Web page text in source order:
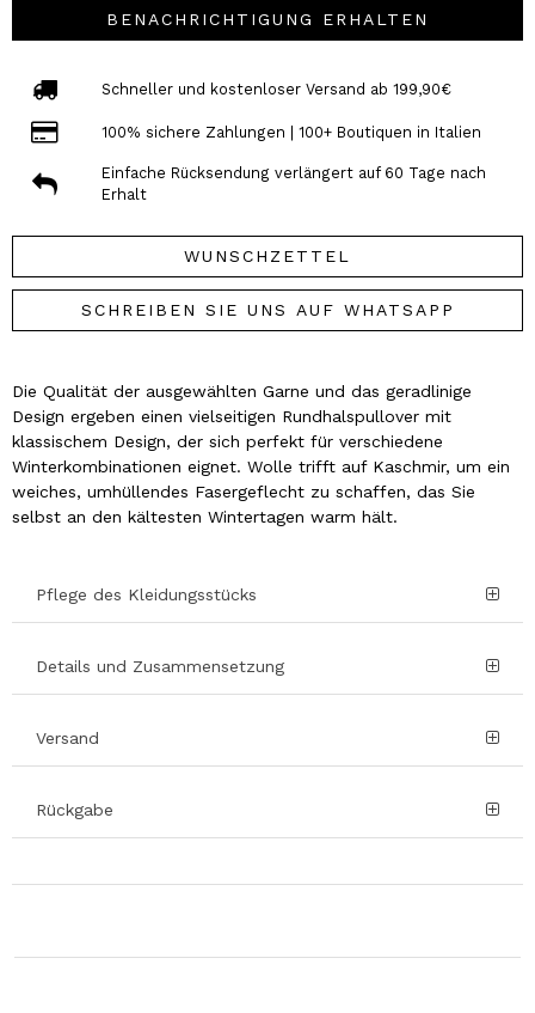
BENACHRICHTIGUNG ERHALTEN
Schneller und kostenloser Versand ab 199,90€
100% sichere Zahlungen | 100+ Boutiquen in Italien
Einfache Rücksendung verlängert auf 60 Tage nach
Erhalt
WUNSCHZETTEL
SCHREIBEN SIE UNS AUF WHATSAPP
Die Qualität der ausgewählten Garne und das geradlinige
Design ergeben einen vielseitigen Rundhalspullover mit
klassischem Design, der sich perfekt für verschiedene
Winterkombinationen eignet. Wolle trifft auf Kaschmir, um ein
weiches, umhüllendes Fasergeflecht zu schaffen, das Sie
selbst an den kältesten Wintertagen warm hält.
Pflege des Kleidungsstücks
Details und Zusammensetzung
Versand
Rückgabe